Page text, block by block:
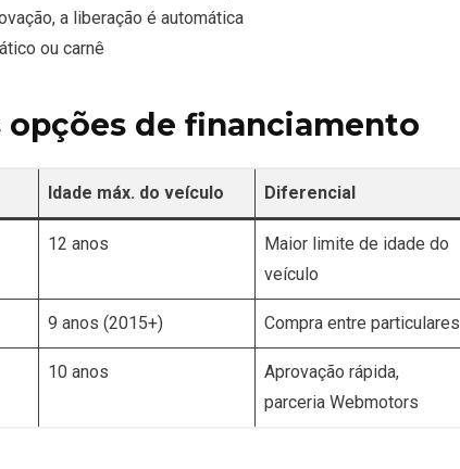
a liberação é automática
ou carnê
de financiamento
Idade máx. do veículo Diferencial
12 anos
Maior limite de idade do
veículo
9 anos (2015+) Compra entre particulares
10 anos
Aprovação rápida,
parceria Webmotors